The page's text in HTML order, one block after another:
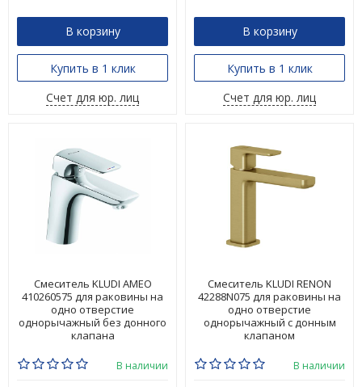
В корзину
Купить в 1 клик
Счет для юр. лиц
В корзину
Купить в 1 клик
Счет для юр. лиц
Смеситель KLUDI AMEO
410260575 для раковины на
одно отверстие
однорычажный без донного
клапана
В наличии
Смеситель KLUDI RENON
42288N075 для раковины на
одно отверстие
однорычажный с донным
клапаном
В наличии